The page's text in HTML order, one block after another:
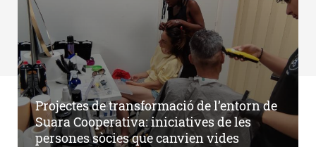
Projectes de transformació de l’entorn de
Suara Cooperativa: iniciatives de les
persones sòcies que canvien vides